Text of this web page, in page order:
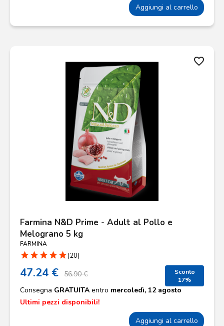
Aggiungi al carrello
favorite_border
Farmina N&D Prime - Adult al Pollo e
Melograno 5 kg
FARMINA
star star star star star(20)
47.24 € 56.90 €
Sconto
17%
Consegna GRATUITA entro mercoledì, 12 agosto
Ultimi pezzi disponibili!
Aggiungi al carrello